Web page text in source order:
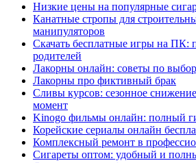
Низкие цены на популярные
Канатные стропы для
манипуляторов
Скачать бесплатные игры на ПК:
родителей
Лакорны онлайн: советы по
Лакорны про фиктивный брак
Сливы курсов: сезонное
момент
Kinogo фильмы онлайн: полный
Корейские сериалы онлайн
Комплексный ремонт в
Сигареты оптом: удобный и